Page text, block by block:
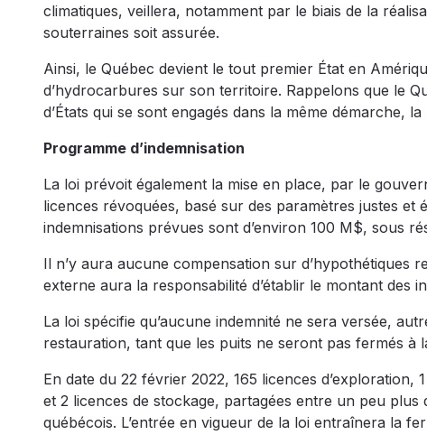
climatiques, veillera, notamment par le biais de la
souterraines soit assurée.
Ainsi, le Québec devient le tout premier État en
d’hydrocarbures sur son territoire. Rappelons que le
d’États qui se sont engagés dans la même démarche,
Programme d’indemnisation
La loi prévoit également la mise en place, par le
licences révoquées, basé sur des paramètres justes et
indemnisations prévues sont d’environ 100 M$, sous
Il n’y aura aucune compensation sur d’hypothétiques
externe aura la responsabilité d’établir le montant des
La loi spécifie qu’aucune indemnité ne sera versée,
restauration, tant que les puits ne seront pas fermés à
En date du 22 février 2022, 165 licences
et 2 licences de stockage, partagées entre un peu
québécois. L’entrée en vigueur de la loi entraînera la